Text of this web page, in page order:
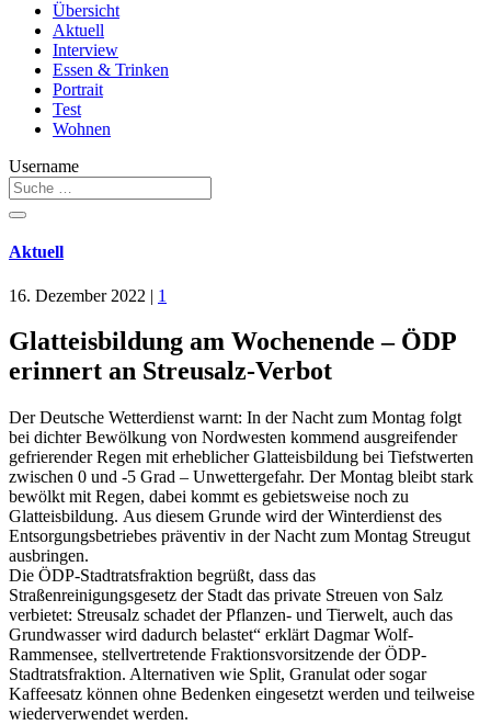
Übersicht
Aktuell
Interview
Essen & Trinken
Portrait
Test
Wohnen
Username
Aktuell
16. Dezember 2022 | 1
Glatteisbildung am Wochenende – ÖDP
erinnert an Streusalz-Verbot
Der Deutsche Wetterdienst warnt: In der Nacht zum Montag folgt
bei dichter Bewölkung von Nordwesten kommend ausgreifender
gefrierender Regen mit erheblicher Glatteisbildung bei Tiefstwerten
zwischen 0 und -5 Grad – Unwettergefahr. Der Montag bleibt stark
bewölkt mit Regen, dabei kommt es gebietsweise noch zu
Glatteisbildung. Aus diesem Grunde wird der Winterdienst des
Entsorgungsbetriebes präventiv in der Nacht zum Montag Streugut
ausbringen.
Die ÖDP-Stadtratsfraktion begrüßt, dass das
Straßenreinigungsgesetz der Stadt das private Streuen von Salz
verbietet: Streusalz schadet der Pflanzen- und Tierwelt, auch das
Grundwasser wird dadurch belastet“ erklärt Dagmar Wolf-
Rammensee, stellvertretende Fraktionsvorsitzende der ÖDP-
Stadtratsfraktion. Alternativen wie Split, Granulat oder sogar
Kaffeesatz können ohne Bedenken eingesetzt werden und teilweise
wiederverwendet werden.